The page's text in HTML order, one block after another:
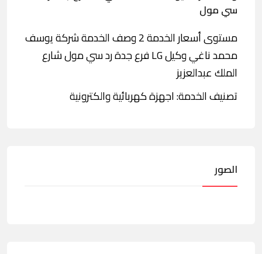
سي مول
مستوى أسعار الخدمة 2 وصف الخدمة شركة يوسف
محمد ناغي وكيل LG فرع جدة رد سي مول شارع
الملك عبدالعزيز
تصنيف الخدمة: اجهزة كهربائية والكترونية
الصور